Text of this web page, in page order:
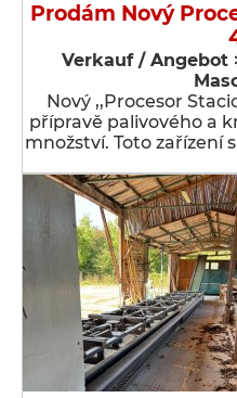
Prodám Nový
Verkauf / Angebot
Nový ,,Procesor
přípravě palivového a
množství. Toto zařízení